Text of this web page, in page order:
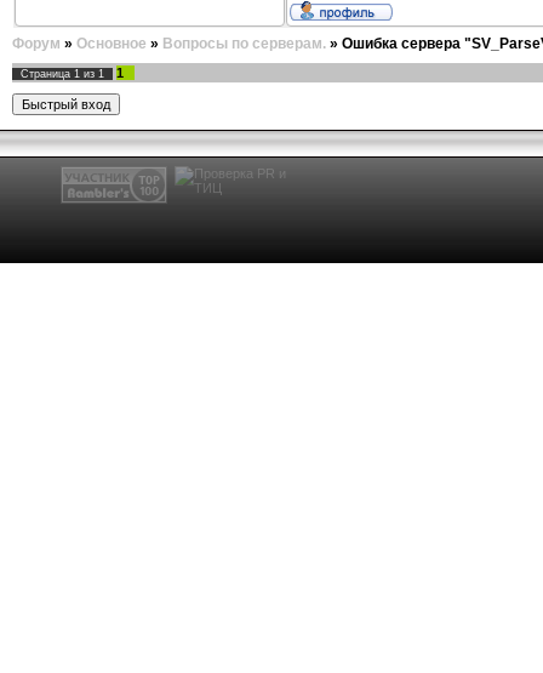
Форум » Основное » Вопросы по серверам. » Ошибка сервера
Страница 1 из 1 1